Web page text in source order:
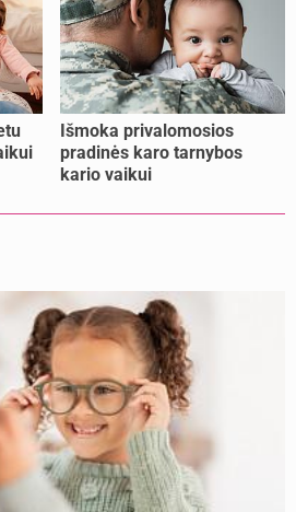
Išmoka privalomosios
pradinės karo tarnybos
kario vaikui